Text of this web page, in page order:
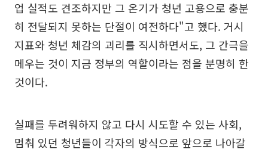
업 실적도 견조하지만 그 온기가 청년 고용으로 충분
히 전달되지 못하는 단절이 여전하다"고 했다. 거시
지표와 청년 체감의 괴리를 직시하면서도, 그 간극을
메우는 것이 지금 정부의 역할이라는 점을 분명히 한
것이다.
실패를 두려워하지 않고 다시 시도할 수 있는 사회,
멈춰 있던 청년들이 각자의 방식으로 앞으로 나아갈